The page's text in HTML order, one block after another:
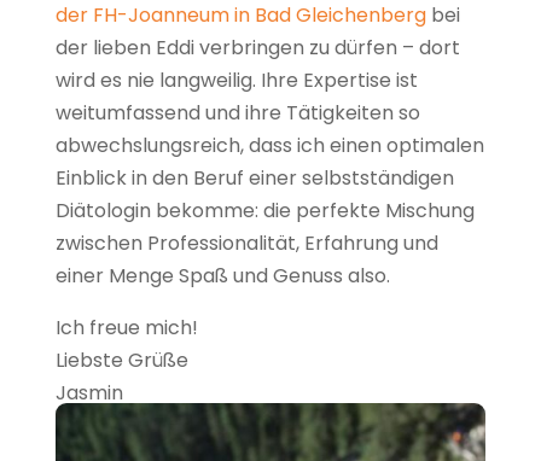
der FH-Joanneum in Bad Gleichenbergbei
der lieben Eddi verbringen zu dürfen – dort
wird es nie langweilig. Ihre Expertise ist
weitumfassend und ihre Tätigkeiten so
abwechslungsreich, dass ich einen optimalen
Einblick in den Beruf einer selbstständigen
Diätologin bekomme: die perfekte Mischung
zwischen Professionalität, Erfahrung und
einer Menge Spaß und Genuss also.
Ich freue mich!
Liebste Grüße
Jasmin
Foto: Cirspitzen, Südtirol